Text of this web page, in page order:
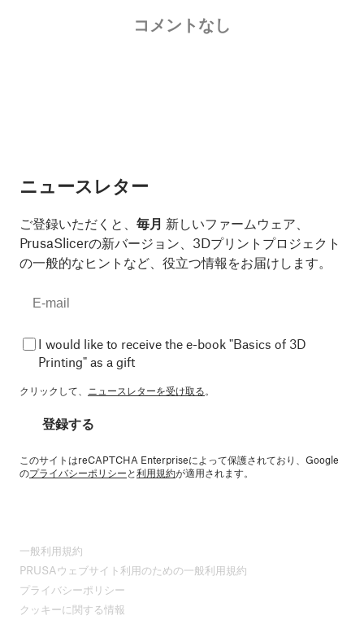
コメントなし
ニュースレター
ご登録いただくと、 毎月 新しいファームウェア、
PrusaSlicerの新バージョン、3Dプリントプロジェクト
の一般的なヒントなど、役立つ情報をお届けします。
I would like to receive the e-book "Basics of 3D
Printing" as a gift
クリックして、 ニュースレターを受け取る。
登録する
このサイトはreCAPTCHA Enterpriseによって保護されており、Google
のプライバシーポリシーと利用規約が適用されます。
一般利用規約
PRUSAウェブサイト利用のための一般利用規約
プライバシーポリシー
クッキーに関する情報